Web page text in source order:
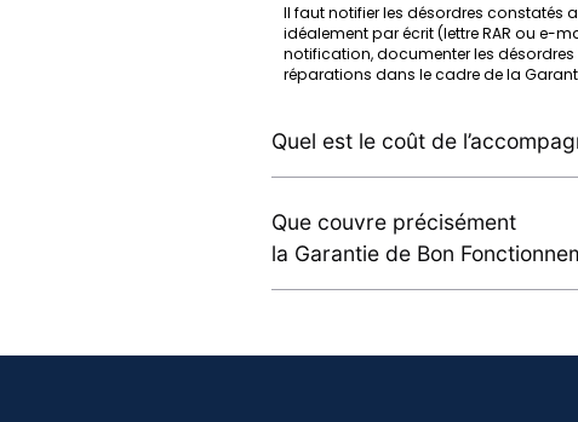
Il faut notifier les désordres constatés
idéalement par écrit (lettre RAR ou e-
notification, documenter les
réparations dans le cadre de la
Quel est le coût de
Que couvre précisément
la Garantie de Bon